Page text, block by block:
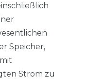
Speicher,
Strom zu